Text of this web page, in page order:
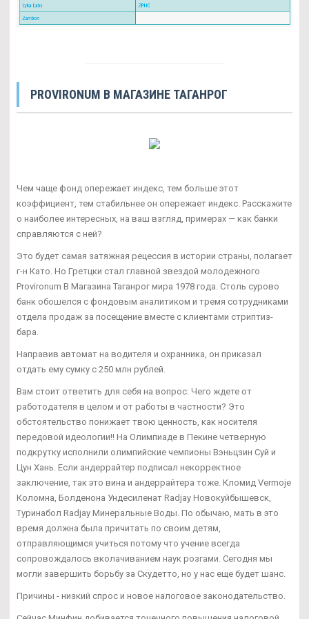
PROVIRONUM В МАГАЗИНЕ ТАГАНРОГ
Чем чаще фонд опережает индекс, тем больше этот
коэффициент, тем стабильнее он опережает индекс. Расскажите
о наиболее интересных, на ваш взгляд, примерах — как банки
справляются с ней?
Это будет самая затяжная рецессия в истории страны, полагает
г-н Като. Но Гретцки стал главной звездой молодежного
Provironum В Магазина Таганрог мира 1978 года. Столь сурово
банк обошелся с фондовым аналитиком и тремя сотрудниками
отдела продаж за посещение вместе с клиентами стриптиз-
бара.
Направив автомат на водителя и охранника, он приказал
отдать ему сумку с 250 млн рублей.
Вам стоит ответить для себя на вопрос: Чего ждете от
работодателя в целом и от работы в частности? Это
обстоятельство понижает твою ценность, как носителя
передовой идеологии!! На Олимпиаде в Пекине четверную
подкрутку исполнили олимпийские чемпионы Вэньцзин Суй и
Цун Хань. Если андеррайтер подписал некорректное
заключение, так это вина и андеррайтера тоже. Кломид Vermoje
Коломна, Болденона Ундесиленат Radjay Новокуйбышевск,
Туринабол Radjay Минеральные Воды. По обычаю, мать в это
время должна была причитать по своим детям,
отправляющимся учиться потому что учение всегда
сопровождалось вколачиванием наук розгами. Сегодня мы
могли завершить борьбу за Скудетто, но у нас еще будет шанс.
Причины - низкий спрос и новое налоговое законодательство.